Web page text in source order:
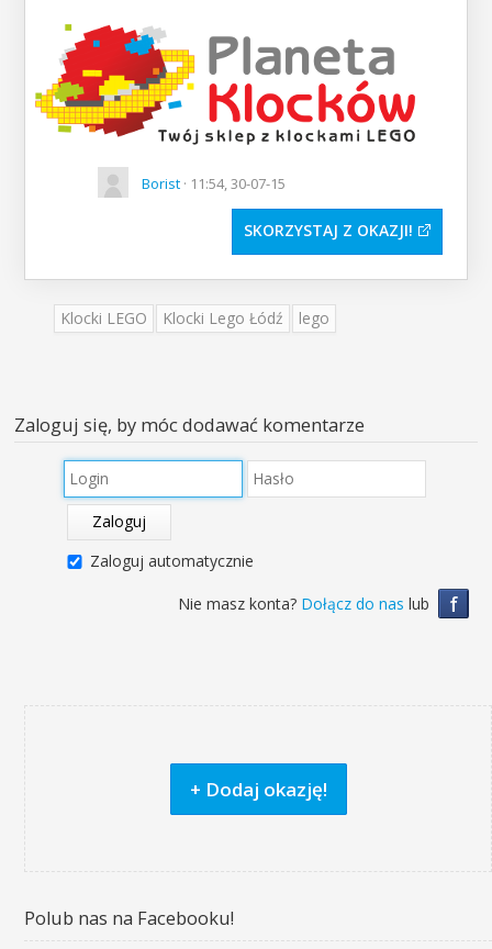
Borist · 11:54, 30-07-15
SKORZYSTAJ Z OKAZJI
Klocki LEGO Klocki Lego Łódź lego
Zaloguj się, by móc dodawać komentarze
Zaloguj
Zaloguj automatycznie
f
Nie masz konta? Dołącz do nas lub
+ Dodaj okazję!
Polub nas na Facebooku!